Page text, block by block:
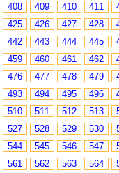
408
409 410 411
425
426 427 428
442
443 444 445
459
460 461 462
476
477 478 479
493
494 495 496
510
511 512 513
527
528 529 530
544
545 546 547
561
562 563 564